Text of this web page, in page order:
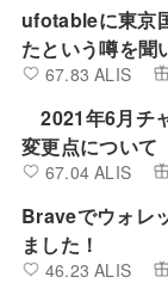
ufotableに東京
たという噂を聞
67.83 ALIS
2021年6月チ
変更点について
67.04 ALIS
Braveでウォレ
ました！
46.23 ALIS